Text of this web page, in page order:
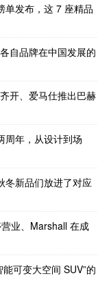
单发布，这 7 座精品
自品牌在中国发展的
开、爱马仕推出巴赫
周年，从设计到场
冬新品们放进了对应
业、Marshall 在成
可变大空间 SUV”的